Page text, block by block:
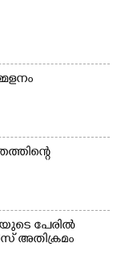
പേരിൽ
അതിക്രമം